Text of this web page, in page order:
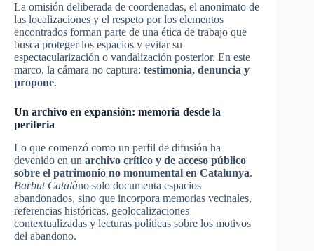
La omisión deliberada de coordenadas, el anonimato de
las localizaciones y el respeto por los elementos
encontrados forman parte de una ética de trabajo que
busca proteger los espacios y evitar su
espectacularización o vandalización posterior. En este
marco, la cámara no captura: testimonia, denuncia y
propone.
Un archivo en expansión: memoria desde la
periferia
Lo que comenzó como un perfil de difusión ha
devenido en un archivo crítico y de acceso público
sobre el patrimonio no monumental en Catalunya.
Barbut Catalàno solo documenta espacios
abandonados, sino que incorpora memorias vecinales,
referencias históricas, geolocalizaciones
contextualizadas y lecturas políticas sobre los motivos
del abandono.